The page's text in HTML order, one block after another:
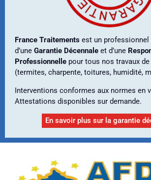
France Traitements est un
d’une Garantie Décennale et d’une
Professionnelle pour tous nos travaux
(termites, charpente, toitures, humidité,
Interventions conformes aux normes en
Attestations disponibles sur demande.
En savoir plus sur la garantie